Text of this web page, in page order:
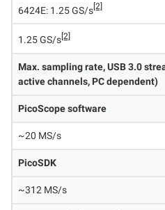
6424E: 1.25 GS/s[2]
1.25 GS/s[2]
Max. sampling rate, USB 3.0
active channels, PC dependent)
PicoScope software
~20 MS/s
PicoSDK
~312 MS/s